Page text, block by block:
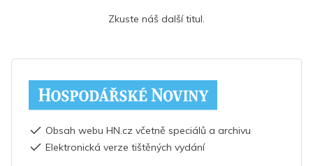
Zkuste náš další titul.
Obsah webu HN.cz včetně speciálů a archivu
Elektronická verze tištěných vydání